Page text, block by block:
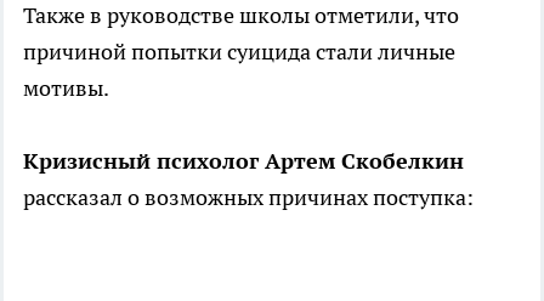
Также в руководстве школы отметили, что
причиной попытки суицида стали личные
мотивы.
Кризисный психолог Артем Скобелкин
рассказал о возможных причинах поступка: